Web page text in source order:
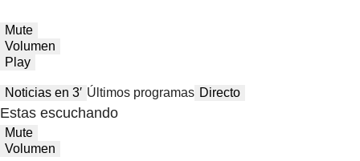
Mute
Volumen
Play
Noticias en 3′ Últimos programas Directo
Estas escuchando
Mute
Volumen